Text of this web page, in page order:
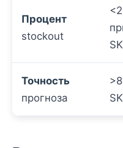
Процент
stockout
Точность
прогноза